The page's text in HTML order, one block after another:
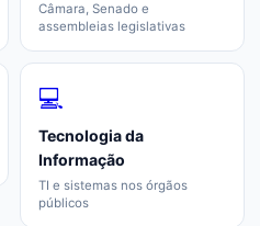
Câmara, Senado e
assembleias legislativas
💻
Tecnologia da
Informação
TI e sistemas nos órgãos
públicos